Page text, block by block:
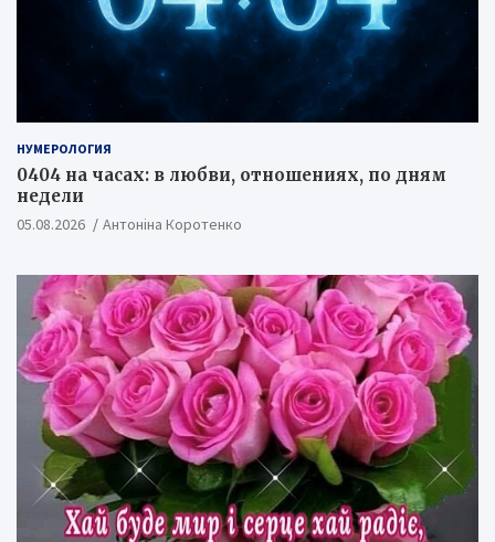
НУМЕРОЛОГИЯ
0404 на часах: в любви, отношениях, по дням
недели
05.08.2026 Антоніна Коротенко